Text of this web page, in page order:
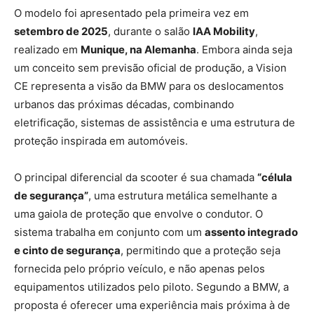
O modelo foi apresentado pela primeira vez em
setembro de 2025, durante o salão IAA Mobility,
realizado em Munique, na Alemanha. Embora ainda seja
um conceito sem previsão oficial de produção, a Vision
CE representa a visão da BMW para os deslocamentos
urbanos das próximas décadas, combinando
eletrificação, sistemas de assistência e uma estrutura de
proteção inspirada em automóveis.
O principal diferencial da scooter é sua chamada “célula
de segurança”, uma estrutura metálica semelhante a
uma gaiola de proteção que envolve o condutor. O
sistema trabalha em conjunto com um assento integrado
e cinto de segurança, permitindo que a proteção seja
fornecida pelo próprio veículo, e não apenas pelos
equipamentos utilizados pelo piloto. Segundo a BMW, a
proposta é oferecer uma experiência mais próxima à de